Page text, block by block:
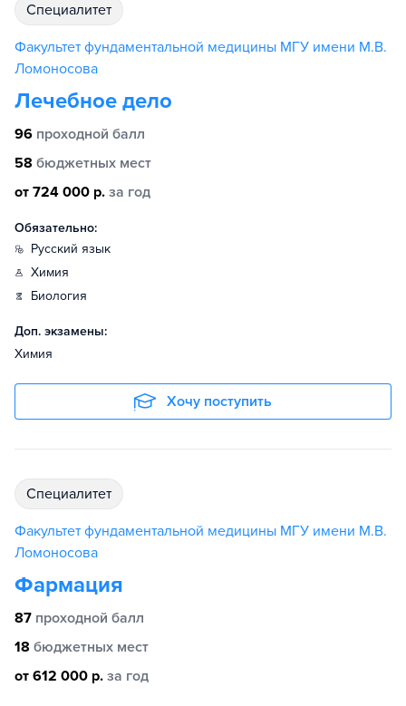
специалитет
Факультет фундаментальной медицины МГУ имени М.В.
Ломоносова
Лечебное дело
96 проходной балл
58 бюджетных мест
от 724 000 р. за год
Обязательно:
русский язык
химия
биология
Доп. экзамены:
Химия
Хочу поступить
специалитет
Факультет фундаментальной медицины МГУ имени М.В.
Ломоносова
Фармация
87 проходной балл
18 бюджетных мест
от 612 000 р. за год